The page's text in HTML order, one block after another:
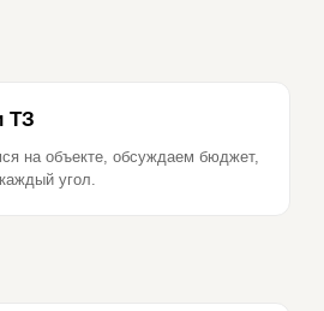
ТЗ
на объекте, обсуждаем бюджет,
угол.